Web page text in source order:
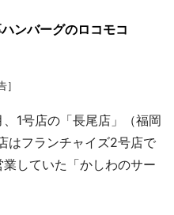
ンバーグのロコモコ
］
1号店の「長尾店」（福岡
はフランチャイズ2号店で
していた「かしわのサー